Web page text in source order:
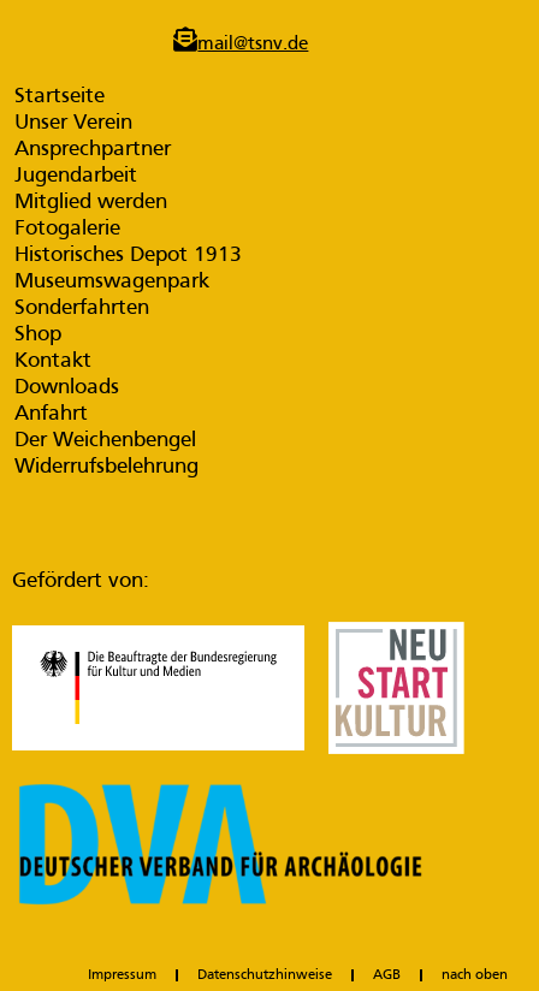
mail@tsnv.de
Startseite
Unser Verein
Ansprechpartner
Jugendarbeit
Mitglied werden
Fotogalerie
Historisches Depot 1913
Museumswagenpark
Sonderfahrten
Shop
Kontakt
Downloads
Anfahrt
Der Weichenbengel
Widerrufsbelehrung
Gefördert von:
Impressum Datenschutzhinweise AGB nach oben